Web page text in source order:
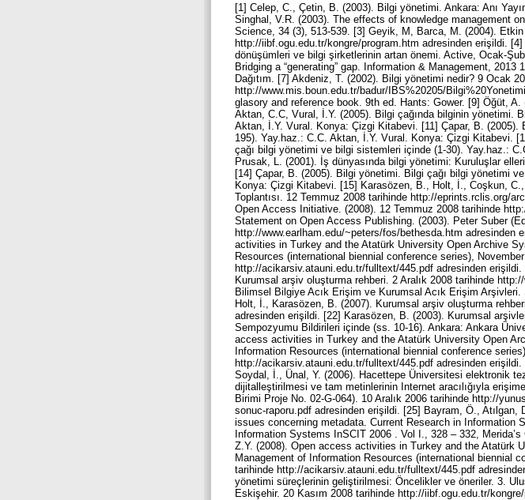
[1] Celep, C., Çetin, B. (2003). Bilgi yönetimi. Ankara: Anı
Singhal, V.R. (2003). The effects of knowledge management
Science, 34 (3), 513-539. [3] Geyik, M, Barca, M. (2004).
http://iibf.ogu.edu.tr/kongre/program.htm adresinden erişildi.
dönüşümleri ve bilgi şirketlerinin artan önemi. Active, Ocak-
Bridging a “generating” gap. Information & Management,
Dağıtım. [7] Akdeniz, T. (2002). Bilgi yönetimi nedir? 9 Ocak
http://www.mis.boun.edu.tr/badur/IBS%20205/
glasory and reference book. 9th ed. Hants: Gower. [9] Öğüt, A.
Aktan, C.C, Vural, İ.Y. (2005). Bilgi çağında bilginin yönetimi.
Aktan, İ.Y. Vural. Konya: Çizgi Kitabevi. [11] Çapar, B.
195). Yay.haz.: C.C. Aktan, İ.Y. Vural. Konya: Çizgi Kitabevi.
çağı bilgi yönetimi ve bilgi sistemleri içinde (1-30). Yay.haz.:
Prusak, L. (2001). İş dünyasında bilgi yönetimi: Kuruluşlar
[14] Çapar, B. (2005). Bilgi yönetimi. Bilgi çağı bilgi yönetimi
Konya: Çizgi Kitabevi. [15] Karasözen, B., Holt, İ., Coşkun,
Toplantısı. 12 Temmuz 2008 tarihinde http://eprints.rclis.org/
Open Access Initiative. (2008). 12 Temmuz 2008 tarihinde
Statement on Open Access Publishing. (2003). Peter Suber
http://www.earlham.edu/~peters/fos/bethesda.htm
activities in Turkey and the Atatürk University Open Archive
Resources (international biennial conference series),
http://acikarsiv.atauni.edu.tr/fulltext/445.pdf adresinden
Kurumsal arşiv oluşturma rehberi. 2 Aralık 2008 tarihinde
Bilimsel Bilgiye Acık Erişim ve Kurumsal Acık Erişim
Holt, İ., Karasözen, B. (2007). Kurumsal arşiv oluşturma
adresinden erişildi. [22] Karasözen, B. (2003). Kurumsal
Sempozyumu Bildirileri içinde (ss. 10-16). Ankara: Ankara
access activities in Turkey and the Atatürk University Open
Information Resources (international biennial conference
http://acikarsiv.atauni.edu.tr/fulltext/445.pdf adresinden
Soydal, İ., Ünal, Y. (2006). Hacettepe Üniversitesi elektronik
dijitalleştirilmesi ve tam metinlerinin Internet aracılığıyla
Birimi Proje No. 02-G-064). 10 Aralık 2006 tarihinde http://
sonuc-raporu.pdf adresinden erişildi. [25] Bayram, Ö.,
issues concerning metadata. Current Research in Information
Information Systems InSCIT 2006 . Vol I., 328 – 332,
Z.Y. (2008). Open access activities in Turkey and the Atatürk
Management of Information Resources (international biennial
tarihinde http://acikarsiv.atauni.edu.tr/fulltext/445.pdf
yönetimi süreçlerinin geliştirilmesi: Öncelikler ve öneriler. 3.
Eskişehir. 20 Kasım 2008 tarihinde http://iibf.ogu.edu.tr/